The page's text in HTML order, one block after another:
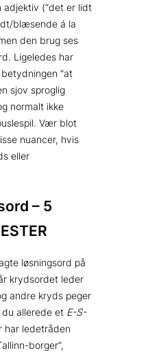
(“det er lidt
blæsende á la
den brug ses
Ligeledes har
“at
sjov sproglig
normalt ikke
Vær blot
nuancer, hvis
eller
– 5
løsningsord på
kryds­ordet leder
andre kryds peger
du allerede et E-S-
har ledetråden
borger”,